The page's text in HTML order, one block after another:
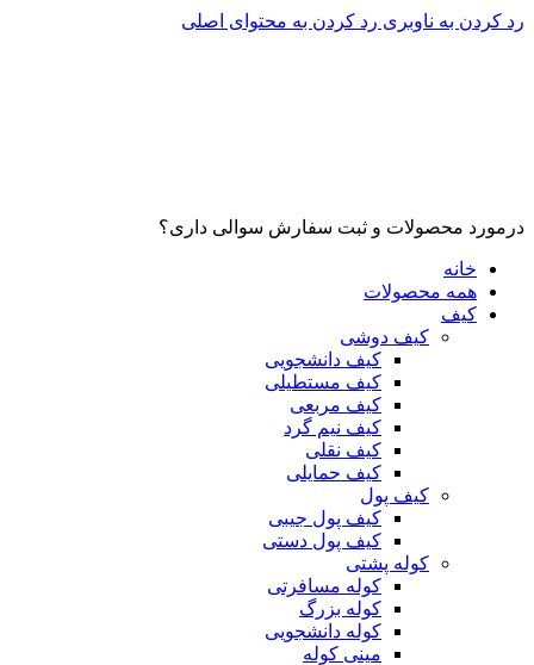
رد کردن به ناوبری رد کردن به محتوای اصلی
درمورد محصولات و ثبت سفارش سوالی داری؟
خانه
همه محصولات
کیف
کیف دوشی
کیف دانشجویی
کیف مستطیلی
کیف مربعی
کیف نیم گرد
کیف نقلی
کیف حمایلی
کیف پول
کیف پول جیبی
کیف پول دستی
کوله پشتی
کوله مسافرتی
کوله بزرگ
کوله دانشجویی
مینی کوله